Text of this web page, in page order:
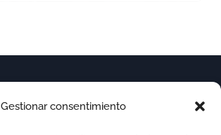
Gestionar consentimiento